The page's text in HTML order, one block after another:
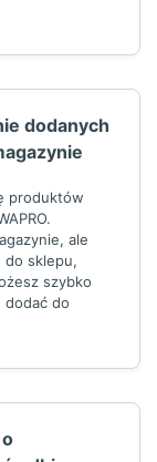
dodanych
produktów
ale
do sklepu,
szybko
do